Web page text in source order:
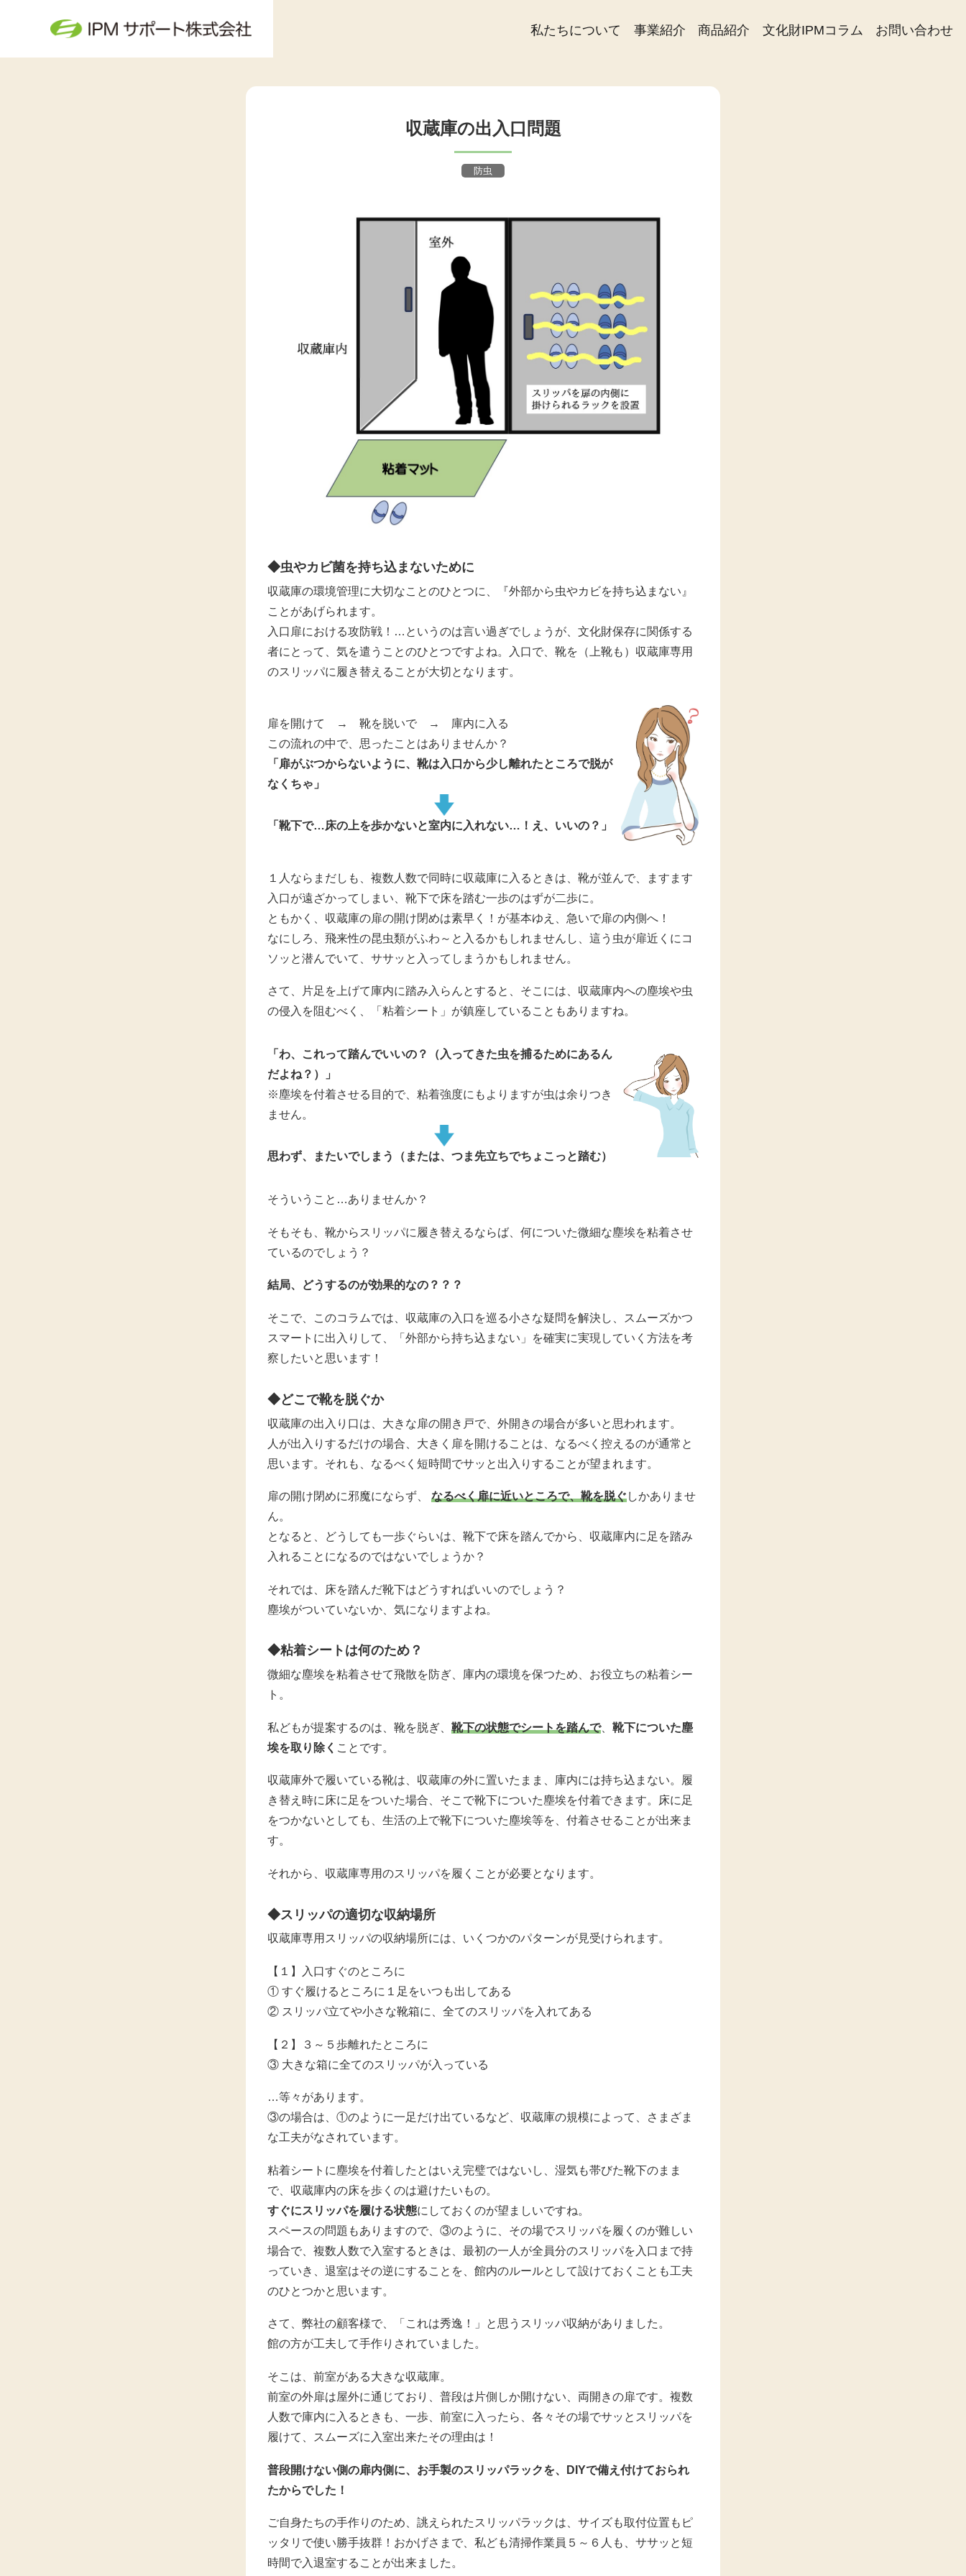
私たちについて 事業紹介 商品紹介 文化財IPMコラム お問い合わせ
収蔵庫の出入口問題
防虫
◆虫やカビ菌を持ち込まないために
収蔵庫の環境管理に大切なことのひとつに、『外部から虫やカビを持ち込まない』
ことがあげられます。
入口扉における攻防戦！…というのは言い過ぎでしょうが、文化財保存に関係する
者にとって、気を遣うことのひとつですよね。入口で、靴を（上靴も）収蔵庫専用
のスリッパに履き替えることが大切となります。
扉を開けて → 靴を脱いで → 庫内に入る
この流れの中で、思ったことはありませんか？
「扉がぶつからないように、靴は入口から少し離れたところで脱が
なくちゃ」
「靴下で…床の上を歩かないと室内に入れない…！え、いいの？」
１人ならまだしも、複数人数で同時に収蔵庫に入るときは、靴が並んで、ますます
入口が遠ざかってしまい、靴下で床を踏む一歩のはずが二歩に。
ともかく、収蔵庫の扉の開け閉めは素早く！が基本ゆえ、急いで扉の内側へ！
なにしろ、飛来性の昆虫類がふわ～と入るかもしれませんし、這う虫が扉近くにコ
ソッと潜んでいて、ササッと入ってしまうかもしれません。
さて、片足を上げて庫内に踏み入らんとすると、そこには、収蔵庫内への塵埃や虫
の侵入を阻むべく、「粘着シート」が鎮座していることもありますね。
「わ、これって踏んでいいの？（入ってきた虫を捕るためにあるん
だよね？）」
※塵埃を付着させる目的で、粘着強度にもよりますが虫は余りつき
ません。
思わず、またいでしまう（または、つま先立ちでちょこっと踏む）
そういうこと…ありませんか？
そもそも、靴からスリッパに履き替えるならば、何についた微細な塵埃を粘着させ
ているのでしょう？
結局、どうするのが効果的なの？？？
そこで、このコラムでは、収蔵庫の入口を巡る小さな疑問を解決し、スムーズかつ
スマートに出入りして、「外部から持ち込まない」を確実に実現していく方法を考
察したいと思います！
◆どこで靴を脱ぐか
収蔵庫の出入り口は、大きな扉の開き戸で、外開きの場合が多いと思われます。
人が出入りするだけの場合、大きく扉を開けることは、なるべく控えるのが通常と
思います。それも、なるべく短時間でサッと出入りすることが望まれます。
扉の開け閉めに邪魔にならず、 なるべく扉に近いところで、靴を脱ぐしかありませ
ん。
となると、どうしても一歩ぐらいは、靴下で床を踏んでから、収蔵庫内に足を踏み
入れることになるのではないでしょうか？
それでは、床を踏んだ靴下はどうすればいいのでしょう？
塵埃がついていないか、気になりますよね。
◆粘着シートは何のため？
微細な塵埃を粘着させて飛散を防ぎ、庫内の環境を保つため、お役立ちの粘着シー
ト。
私どもが提案するのは、靴を脱ぎ、 靴下の状態でシートを踏んで、 靴下についた塵
埃を取り除く ことです。
収蔵庫外で履いている靴は、収蔵庫の外に置いたまま、庫内には持ち込まない。履
き替え時に床に足をついた場合、そこで靴下についた塵埃を付着できます。床に足
をつかないとしても、生活の上で靴下についた塵埃等を、付着させることが出来ま
す。
それから、収蔵庫専用のスリッパを履くことが必要となります。
◆スリッパの適切な収納場所
収蔵庫専用スリッパの収納場所には、いくつかのパターンが見受けられます。
【１】入口すぐのところに
① すぐ履けるところに１足をいつも出してある
② スリッパ立てや小さな靴箱に、全てのスリッパを入れてある
【２】３～５歩離れたところに
③ 大きな箱に全てのスリッパが入っている
…等々があります。
③の場合は、①のように一足だけ出ているなど、収蔵庫の規模によって、さまざま
な工夫がなされています。
粘着シートに塵埃を付着したとはいえ完璧ではないし、湿気も帯びた靴下のまま
で、収蔵庫内の床を歩くのは避けたいもの。
すぐにスリッパを履ける状態にしておくのが望ましいですね。
スペースの問題もありますので、③のように、その場でスリッパを履くのが難しい
場合で、複数人数で入室するときは、最初の一人が全員分のスリッパを入口まで持
っていき、退室はその逆にすることを、館内のルールとして設けておくことも工夫
のひとつかと思います。
さて、弊社の顧客様で、「これは秀逸！」と思うスリッパ収納がありました。
館の方が工夫して手作りされていました。
そこは、前室がある大きな収蔵庫。
前室の外扉は屋外に通じており、普段は片側しか開けない、両開きの扉です。複数
人数で庫内に入るときも、一歩、前室に入ったら、各々その場でサッとスリッパを
履けて、スムーズに入室出来たその理由は！
普段開けない側の扉内側に、お手製のスリッパラックを、DIYで備え付けておられ
たからでした！
ご自身たちの手作りのため、誂えられたスリッパラックは、サイズも取付位置もピ
ッタリで使い勝手抜群！おかげさまで、私ども清掃作業員５～６人も、ササッと短
時間で入退室することが出来ました。